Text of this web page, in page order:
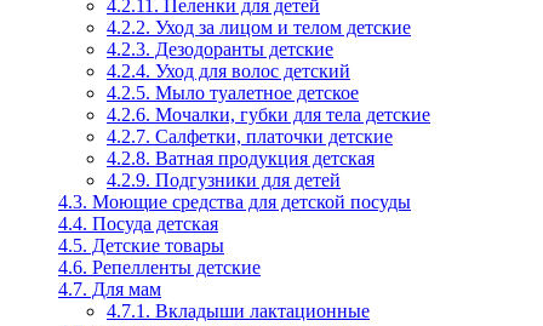
4.2.11. Пеленки для детей
4.2.2. Уход за лицом и телом детские
4.2.3. Дезодоранты детские
4.2.4. Уход для волос детский
4.2.5. Мыло туалетное детское
4.2.6. Мочалки, губки для тела детские
4.2.7. Салфетки, платочки детские
4.2.8. Ватная продукция детская
4.2.9. Подгузники для детей
4.3. Моющие средства для детской посуды
4.4. Посуда детская
4.5. Детские товары
4.6. Репелленты детские
4.7. Для мам
4.7.1. Вкладыши лактационные